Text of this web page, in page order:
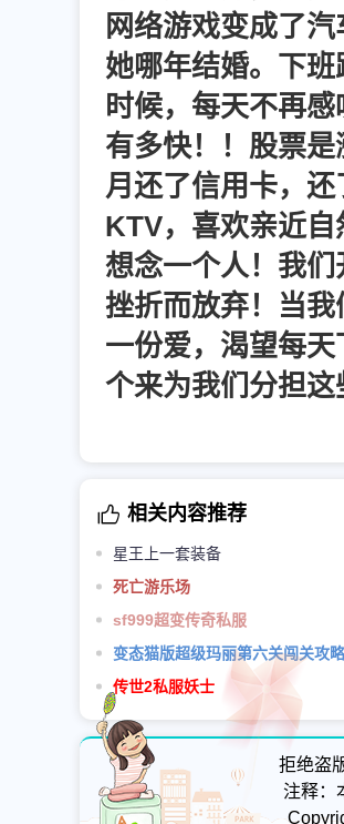
网络游戏变成了
她哪年结婚。下
时候，每天不再
有多快！！股票
月还了信用卡，还
KTV，喜欢亲近
想念一个人！我
挫折而放弃！当
一份爱，渴望每
个来为我们分担
相关内容推荐
星王上一套装备
死亡游乐场
sf999超变传奇私服
变态猫版超级玛丽第六关闯关攻略
传世2私服妖士
拒绝盗
注释：